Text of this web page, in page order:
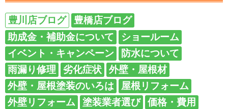
豊川店ブログ
豊橋店ブログ
助成金・補助金について
ショールーム
イベント・キャンペーン
防水について
雨漏り修理
劣化症状
外壁・屋根材
外壁・屋根塗装のいろは
屋根リフォーム
外壁リフォーム
塗装業者選び
価格・費用